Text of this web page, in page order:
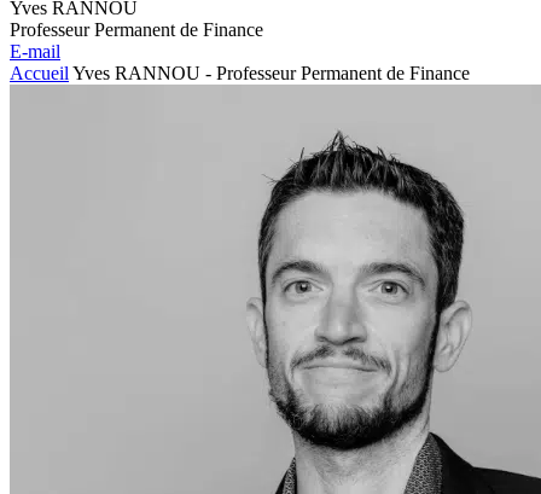
Yves RANNOU
Professeur Permanent de Finance
E-mail
Accueil Yves RANNOU - Professeur Permanent de Finance